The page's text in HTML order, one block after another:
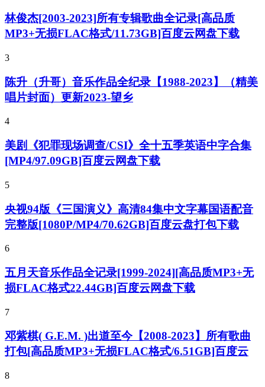
林俊杰[2003-2023]所有专辑歌曲全记录[高品质
MP3+无损FLAC格式/11.73GB]百度云网盘下载
3
陈升（升哥）音乐作品全纪录【1988-2023】（精美
唱片封面）更新2023-望乡
4
美剧《犯罪现场调查/CSI》全十五季英语中字合集
[MP4/97.09GB]百度云网盘下载
5
央视94版《三国演义》高清84集中文字幕国语配音
完整版[1080P/MP4/70.62GB]百度云盘打包下载
6
五月天音乐作品全记录[1999-2024][高品质MP3+无
损FLAC格式22.44GB]百度云网盘下载
7
邓紫棋( G.E.M. )出道至今【2008-2023】所有歌曲
打包[高品质MP3+无损FLAC格式/6.51GB]百度云
8